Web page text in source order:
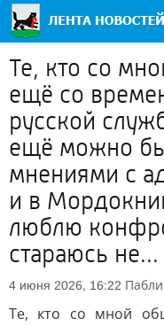
Те, кто со
ещё со
русской
ещё можно
мнениями с
и в
люблю
стараюсь не...
4 июня 2026, 16:22
Те, кто со мной